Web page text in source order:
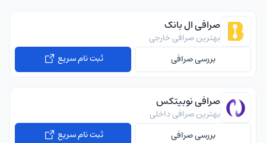
صرافی ال بانک
بهترین صرافی خارجی
بررسی صرافی
ثبت نام سریع
صرافی نوبیتکس
بهترین صرافی داخلی
بررسی صرافی
ثبت نام سریع